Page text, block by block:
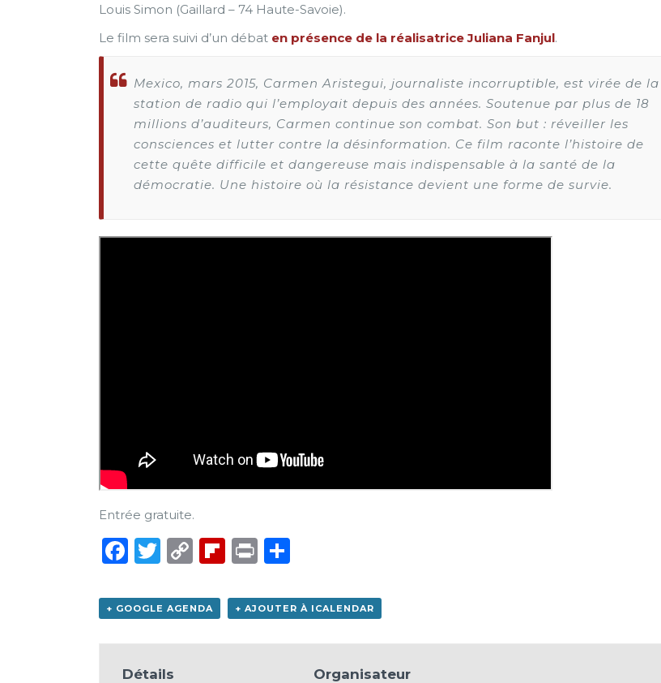
Louis Simon (Gaillard – 74 Haute-Savoie).
Le film sera suivi d’un débat en présence de la réalisatrice Juliana Fanjul.
Mexico, mars 2015, Carmen Aristegui, journaliste incorruptible, est virée de la
station de radio qui l’employait depuis des années. Soutenue par plus de 18
millions d’auditeurs, Carmen continue son combat. Son but : réveiller les
consciences et lutter contre la désinformation. Ce film raconte l’histoire de
cette quête difficile et dangereuse mais indispensable à la santé de la
démocratie. Une histoire où la résistance devient une forme de survie.
Entrée gratuite.
Facebook
Twitter
CopyFlipboard
Print
+ GOOGLE AGENDA + AJOUTER À ICALENDAR
Détails Organisateur